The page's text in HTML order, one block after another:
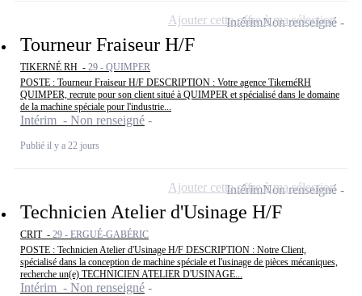
Tourneur Fraiseur H/F
TIKERNÉ RH - 29 - QUIMPER
POSTE : Tourneur Fraiseur H/F DESCRIPTION : Votre agence TikernéRH
QUIMPER, recrute pour son client situé à QUIMPER et spécialisé dans le domaine
de la machine spéciale pour l'industrie...
Intérim - Non renseigné
Publié il y a 22 jours
IntérimNon renseigné
Ajouter cette offre à ma sélection
Technicien Atelier d'Usinage H/F
CRIT - 29 - ERGUÉ-GABÉRIC
POSTE : Technicien Atelier d'Usinage H/F DESCRIPTION : Notre Client,
spécialisé dans la conception de machine spéciale et l'usinage de pièces mécaniques,
recherche un(e) TECHNICIEN ATELIER D'USINAGE...
Intérim - Non renseigné
IntérimNon renseigné
Ajouter cette offre à ma sélection